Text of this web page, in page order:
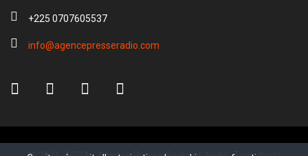
+225 0707605537
info@agencepresseradio.com